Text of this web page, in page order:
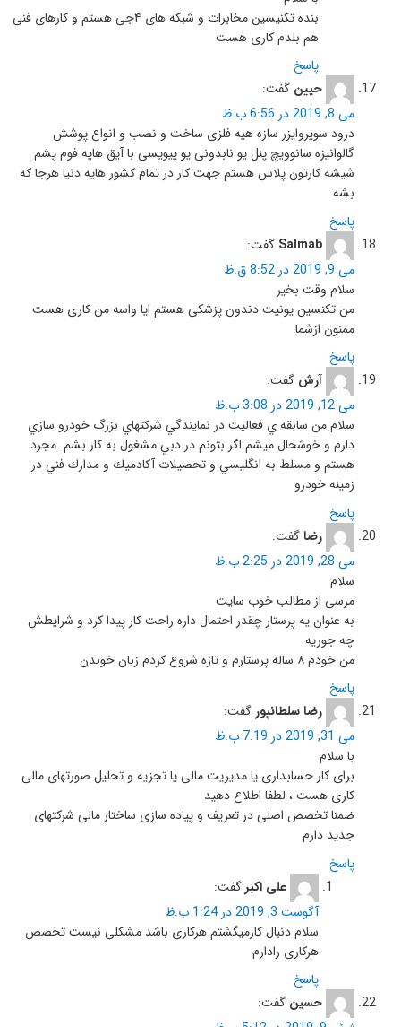
بنده تکنیسین مخابرات و شبکه های ۴جی هستم و کارهای فنی
هم بلدم کاری هست
پاسخ
حیین گفت:
می 8, 2019 در 6:56 ب.ظ
درود سوپروایزر سازه هیه فلزی ساخت و نصب و انواع پوشش
گالوانیزه سانوویچ پنل یو نابدونی یو پیویسی با آیق هایه فوم پشم
شیشه کارتون پلاس هستم جهت کار در تمام کشور هایه دنیا هرجا که
بشه
پاسخ
Salmab گفت:
می 9, 2019 در 8:52 ق.ظ
سلام وقت بخیر
من تکنسین یونیت دندون پزشکی هستم ایا واسه من کاری هست
ممنون ازشما
پاسخ
آرش گفت:
می 12, 2019 در 3:08 ب.ظ
سلام من سابقه ي فعاليت در نمايندگي شركتهاي بزرگ خودرو سازي
دارم و خوشحال ميشم اگر بتونم در دبي مشغول به كار بشم. مجرد
هستم و مسلط به انگليسي و تحصيلات آكادميك و مدارك فني در
زمينه خودرو
پاسخ
رضا گفت:
می 28, 2019 در 2:25 ب.ظ
سلام
مرسی از مطالب خوب سایت
به عنوان یه پرستار چقدر احتمال داره راحت کار پیدا کرد و شرایطش
چه جوریه
من خودم ۸ ساله پرستارم و تازه شروع کردم زبان خوندن
پاسخ
رضا سلطانپورگفت:
می 31, 2019 در 7:19 ب.ظ
با سلام
برای کار حسابداری یا مدیریت مالی یا تجزیه و تحلیل صورتهای مالی
کاری هست ، لطفا اطلاع دهید
ضمنا تخصص اصلی در تعریف و پیاده سازی ساختار مالی شرکتهای
جدید دارم
پاسخ
علی اکبرگفت:
آگوست 3, 2019 در 1:24 ب.ظ
سلام دنبال کارمیگشتم هرکاری باشد مشکلی نیست تخصص
هرکاری رادارم
پاسخ
حسین گفت: